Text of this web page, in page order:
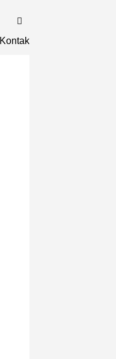
Kontak